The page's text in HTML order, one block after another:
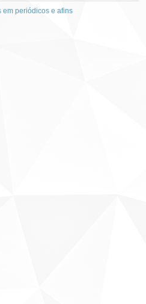
em periódicos e afins